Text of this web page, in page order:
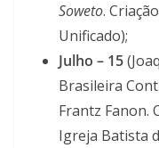
Soweto.
Unificado);
Julho – 15
Brasileira
Frantz Fanon.
Igreja Batista